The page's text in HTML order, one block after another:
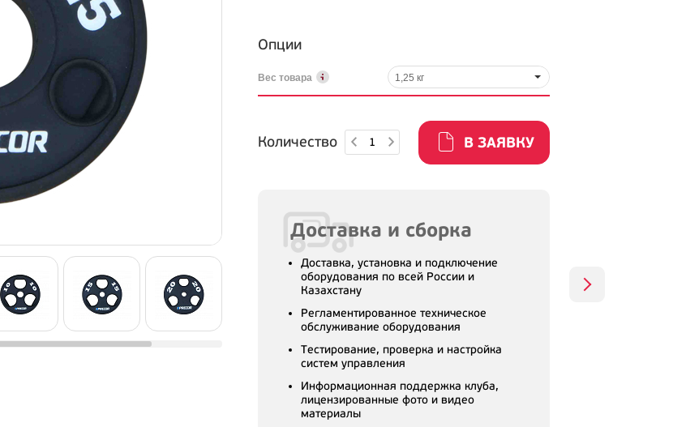
Опции
Вес товара 1,25 кг
Количество В ЗАЯВКУ
Доставка и сборка
Доставка, установка и подключение
оборудования по всей России и
Казахстану
Регламентированное техническое
обслуживание оборудования
Тестирование, проверка и настройка
систем управления
Информационная поддержка клуба,
лицензированные фото и видео
материалы